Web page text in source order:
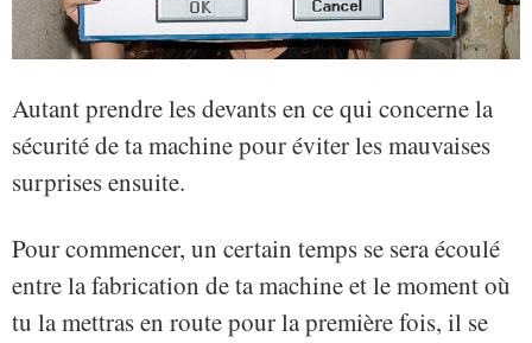
Autant prendre les devants en ce qui concerne la
sécurité de ta machine pour éviter les mauvaises
surprises ensuite.
Pour commencer, un certain temps se sera écoulé
entre la fabrication de ta machine et le moment où
tu la mettras en route pour la première fois, il se